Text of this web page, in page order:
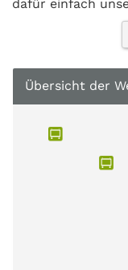
dafür einfach
Übersicht der